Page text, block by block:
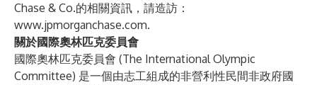
Chase & Co.的相關資訊，請造訪：
www.jpmorganchase.com.
關於國際奧林匹克委員會
國際奧林匹克委員會 (The International Olympic
Committee) 是一個由志工組成的非營利性民間非政府國